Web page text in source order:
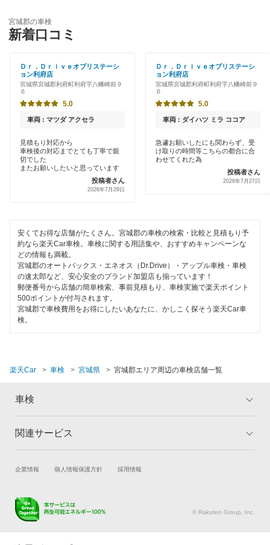
大崎市
牡鹿郡
角田市
刈田郡
加美郡
栗原市
黒川郡
柴田郡
白石市
多賀城市
遠田郡
登米市
東松島市
本吉郡
亘理郡
特典あり
クレジットカードOK
土日祝OK
引取り・納車あり
120分以内の車検
1日車検
夜間受付
整備保証
コンピューター診断
「車検の速太郎」
オートバックス
出光リテール車検
宇佐美車検
車検のコバック
宮城郡の車検
新着口コミ
Ｄｒ．Ｄｒｉｖｅオブリステーシ
ョン利府店
宮城県宮城郡利府町利府字八幡崎前９
６
5.0
車両 : マツダ アクセラ
見積もり対応から
車検後の対応までとても丁寧で親
切でした
またお願いしたいと思っています
投稿者さん
2026年7月29日
Ｄｒ．Ｄｒｉｖｅオブリステーシ
ョン利府店
宮城県宮城郡利府町利府字八幡崎前９
６
5.0
車両 : ダイハツ ミラ ココア
急遽お願いしたにも関わらず、受
け取りの時間等こちらの都合に合
わせてくれた為
投稿者さん
2026年7月27日
安くてお得な店舗がたくさん。宮城郡の車検の検索・比較と見積もり予
約なら楽天Car車検。車検に関する用語集や、おすすめキャンペーンな
どの情報も満載。
宮城郡のオートバックス・エネオス（Dr.Drive）・アップル車検・車検
の速太郎など、安心安全のブランド加盟店も揃っています！
郵便番号から店舗の簡単検索、事前見積もり、車検実施で楽天ポイント
500ポイントが付与されます。
宮城郡で車検費用をお得にしたいあなたに、かしこく探そう楽天Car車
検。
楽天Car 車検 宮城県 宮城郡エリア周辺の車検店舗一覧
車検
トップ
車検の基礎知識 キャンペーン一覧
関連サービス
試乗・商談 新車購入
キズ修理予約
メンテナンス管理
タイヤ交換サービス
企業情報 個人情報保護方針 採用情報
© Rakuten Group, Inc.